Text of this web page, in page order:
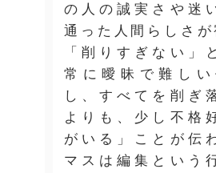
の人の誠実さや迷
通った人間らしさが
「削りすぎない」
常に曖昧で難し
し、すべてを削ぎ
よりも、少し不格
がいる」ことが伝
マスは編集という